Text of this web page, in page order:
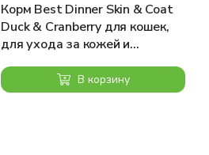
Корм Best Dinner Skin & Coat
Duck & Cranberry для кошек,
для ухода за кожей и
400 г
В корзину